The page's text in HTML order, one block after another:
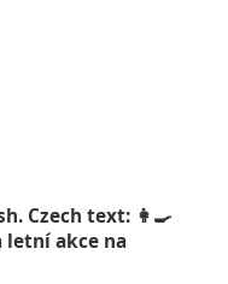
Czech text: 👩‍🍳
letní akce na